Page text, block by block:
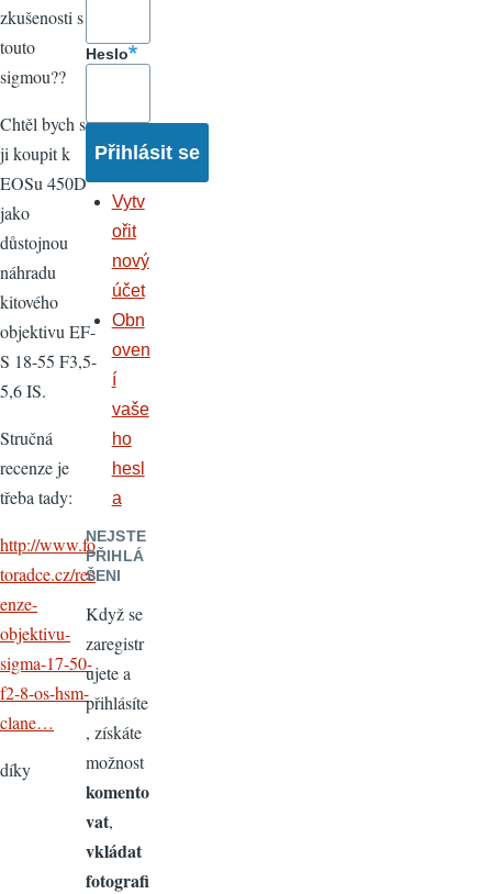
zkušenosti s
touto
sigmou??
Chtěl bych si
ji koupit k
EOSu 450D
jako
důstojnou
náhradu
kitového
objektivu EF-
S 18-55 F3,5-
5,6 IS.
Stručná
recenze je
třeba tady:
http://www.fo
toradce.cz/rec
enze-
objektivu-
sigma-17-50-
f2-8-os-hsm-
clane…
díky
Heslo
Vytv
ořit
nový
účet
Obn
oven
í
vaše
ho
hesl
a
NEJSTE
PŘIHLÁ
ŠENI
Když se
zaregistr
ujete a
přihlásíte
, získáte
možnost
komento
vat,
vkládat
fotografi